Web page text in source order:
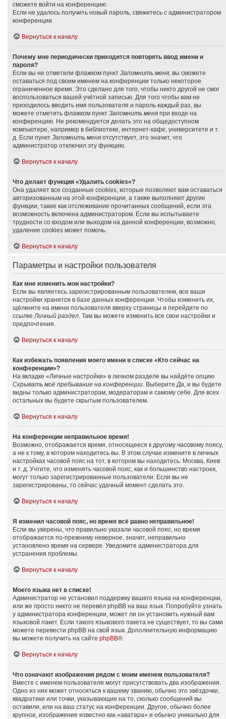
сможете войти на конференцию.
Если не удалось получить новый пароль, свяжитесь с администратором
конференции.
Вернуться к началу
Почему мне периодически приходится повторять ввод имени и
пароля?
Если вы не отметили флажком пункт Запомнить меня, вы сможете
оставаться под своим именем на конференции только некоторое
ограниченное время. Это сделано для того, чтобы никто другой не смог
воспользоваться вашей учётной записью. Для того чтобы вам не
приходилось вводить имя пользователя и пароль каждый раз, вы
можете отметить флажком пункт Запомнить меня при входе на
конференцию. Не рекомендуется делать это на общедоступном
компьютере, например в библиотеке, интернет-кафе, университете и т.
д. Если пункт Запомнить меня отсутствует, это значит, что
администратор отключил эту функцию.
Вернуться к началу
Что делает функция «Удалить cookies»?
Она удаляет все созданные cookies, которые позволяют вам оставаться
авторизованным на этой конференции, а также выполняют другие
функции, такие как отслеживание прочитанных сообщений, если эта
возможность включена администратором. Если вы испытываете
трудности со входом или выходом на данной конференции, возможно,
удаление cookies может помочь.
Вернуться к началу
Параметры и настройки пользователя
Как мне изменить мои настройки?
Если вы являетесь зарегистрированным пользователем, все ваши
настройки хранятся в базе данных конференции. Чтобы изменить их,
щёлкните на имени пользователя вверху страницы и перейдите по
ссылкеЛичный раздел. Там вы можете изменить все свои настройки и
предпочтения.
Вернуться к началу
Как избежать появления моего имени в списке «Кто сейчас на
конференции»?
На вкладке «Личные настройки» в личном разделе вы найдёте опцию
Скрывать моё пребывание на конференции. ВыберитеДа, и вы будете
видны только администраторам, модераторам и самому себе. Для всех
остальных вы будете скрытым пользователем.
Вернуться к началу
На конференции неправильное время!
Возможно, отображается время, относящееся к другому часовому поясу,
а не к тому, в котором находитесь вы. В этом случае измените в личных
настройках часовой пояс на тот, в котором вы находитесь: Москва, Киев
и т. д. Учтите, что изменять часовой пояс, как и большинство настроек,
могут только зарегистрированные пользователи. Если вы не
зарегистрированы, то сейчас удачный момент сделать это.
Вернуться к началу
Я изменил часовой пояс, но время всё равно неправильное!
Если вы уверены, что правильно указали часовой пояс, но время
отображается по-прежнему неверное, значит, неправильно
установлено время на сервере. Уведомите администратора для
устранения проблемы.
Вернуться к началу
Моего языка нет в списке!
Администратор не установил поддержку вашего языка на конференции,
или же просто никто не перевёл phpBB на ваш язык. Попробуйте узнать
у администратора конференции, может ли он установить нужный вам
языковой пакет. Если такого языкового пакета не существует, то вы сами
можете перевести phpBB на свой язык. Дополнительную информацию
вы можете получить на сайте phpBB®.
Вернуться к началу
Что означают изображения рядом с моим именем пользователя?
Вместе с именем пользователя могут присутствовать два изображения.
Одно из них может относиться к вашему званию, обычно это звёздочки,
квадратики или точки, указывающие на то, сколько сообщений вы
оставили, или на ваш статус на конференции. Другое, обычно более
крупное, изображение известно как «аватара» и обычно уникально для